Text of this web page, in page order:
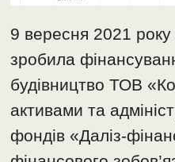
9 вересня 2021
зробила
будівництво ТОВ
активами та
фондів «Даліз-